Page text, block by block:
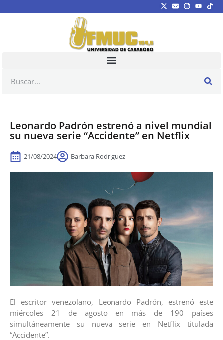
Leonardo Padrón estrenó a nivel mundial
su nueva serie “Accidente” en Netflix
21/08/2024 Barbara Rodríguez
El escritor venezolano, Leonardo Padrón, estrenó este
miércoles 21 de agosto en más de 190 países
simultáneamente su nueva serie en Netflix titulada
“Accidente”.